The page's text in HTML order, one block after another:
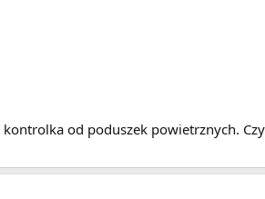
od poduszek powietrznych.